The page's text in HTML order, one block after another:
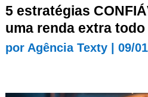
5 estratégias
uma renda extra todo
por Agência Texty| 09/